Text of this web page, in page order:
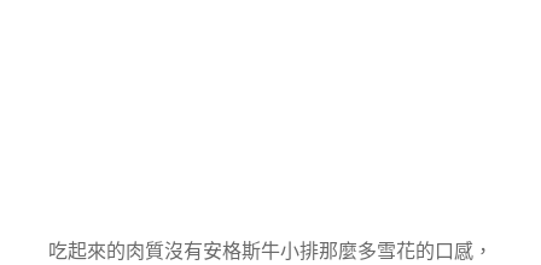
吃起來的肉質沒有安格斯牛小排那麼多雪花的口感，